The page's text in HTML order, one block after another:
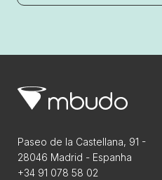
Paseo de la Castellana, 91 -
28046 Madrid - Espanha
+34 91 078 58 02